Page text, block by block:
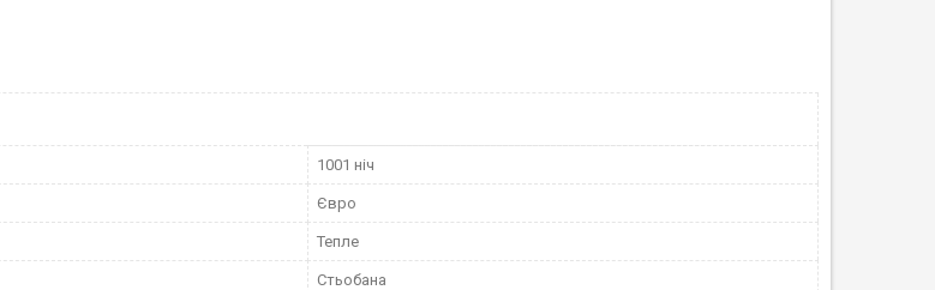
1001 ніч
Євро
Тепле
Стьобана